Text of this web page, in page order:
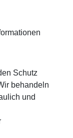
Schutz
behandeln
und